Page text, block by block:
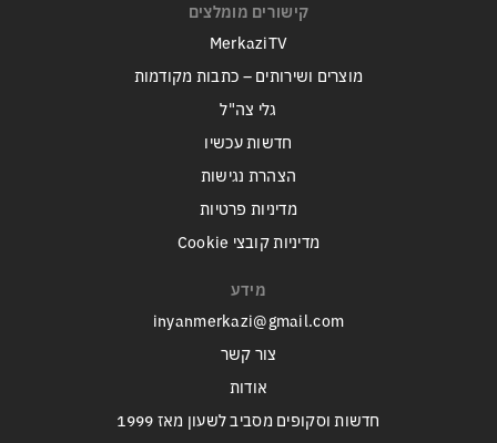
קישורים מומלצים
MerkaziTV
מוצרים ושירותים – כתבות מקודמות
גלי צה"ל
חדשות עכשיו
הצהרת נגישות
מדיניות פרטיות
מדיניות קובצי Cookie
מידע
inyanmerkazi@gmail.com
צור קשר
אודות
חדשות וסקופים מסביב לשעון מאז 1999